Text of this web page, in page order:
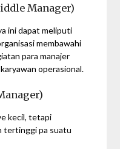
Manager)
ini dapat meliputi
membawahi
para manajer
operasional.
kecil, tetapi
tertinggi pa suatu